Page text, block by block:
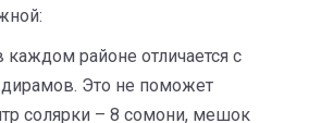
каждом районе отличается с
Это не поможет
солярки – 8 сомони, мешок